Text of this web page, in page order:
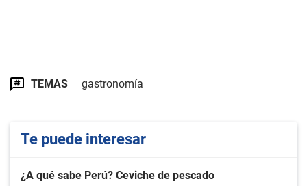
TEMAS gastronomía
Te puede interesar
¿A qué sabe Perú? Ceviche de pescado